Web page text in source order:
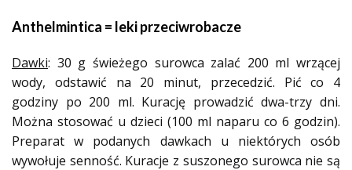
Anthelmintica = leki przeciwrobacze
Dawki: 30 g świeżego surowca zalać 200 ml wrzącej
wody, odstawić na 20 minut, przecedzić. Pić co 4
godziny po 200 ml. Kurację prowadzić dwa-trzy dni.
Można stosować u dzieci (100 ml naparu co 6 godzin).
Preparat w podanych dawkach u niektórych osób
wywołuje senność. Kuracje z suszonego surowca nie są